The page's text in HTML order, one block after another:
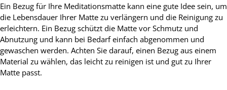
Ein Bezug für Ihre Meditationsmatte kann eine gute Idee sein, um
die Lebensdauer Ihrer Matte zu verlängern und die Reinigung zu
erleichtern. Ein Bezug schützt die Matte vor Schmutz und
Abnutzung und kann bei Bedarf einfach abgenommen und
gewaschen werden. Achten Sie darauf, einen Bezug aus einem
Material zu wählen, das leicht zu reinigen ist und gut zu Ihrer
Matte passt.